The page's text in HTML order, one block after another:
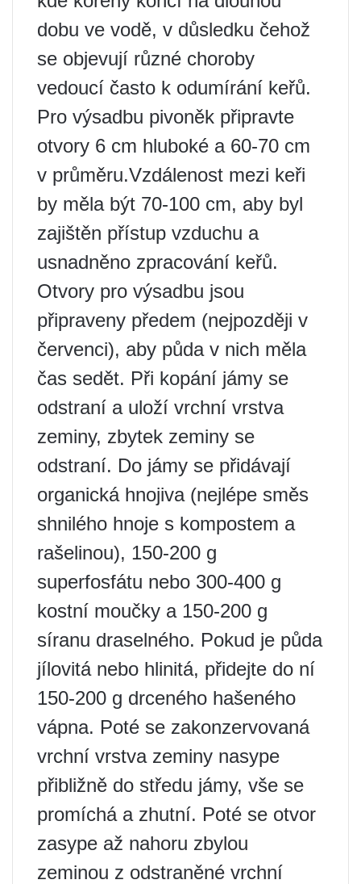
dobu ve vodě, v důsledku čehož
se objevují různé choroby
vedoucí často k odumírání keřů.
Pro výsadbu pivoněk připravte
otvory 6 cm hluboké a 60-70 cm
v průměru.Vzdálenost mezi keři
by měla být 70-100 cm, aby byl
zajištěn přístup vzduchu a
usnadněno zpracování keřů.
Otvory pro výsadbu jsou
připraveny předem (nejpozději v
červenci), aby půda v nich měla
čas sedět. Při kopání jámy se
odstraní a uloží vrchní vrstva
zeminy, zbytek zeminy se
odstraní. Do jámy se přidávají
organická hnojiva (nejlépe směs
shnilého hnoje s kompostem a
rašelinou), 150-200 g
superfosfátu nebo 300-400 g
kostní moučky a 150-200 g
síranu draselného. Pokud je půda
jílovitá nebo hlinitá, přidejte do ní
150-200 g drceného hašeného
vápna. Poté se zakonzervovaná
vrchní vrstva zeminy nasype
přibližně do středu jámy, vše se
promíchá a zhutní. Poté se otvor
zasype až nahoru zbylou
zeminou z odstraněné vrchní